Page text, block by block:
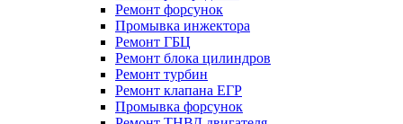
Ремонт форсунок
Промывка инжектора
Ремонт ГБЦ
Ремонт блока цилиндров
Ремонт турбин
Ремонт клапана ЕГР
Промывка форсунок